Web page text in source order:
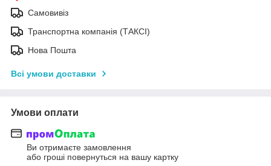
Самовивіз
Транспортна компанія (ТАКСІ)
Нова Пошта
Всі умови доставки
Умови оплати
Ви отримаєте замовлення
або гроші повернуться на вашу картку